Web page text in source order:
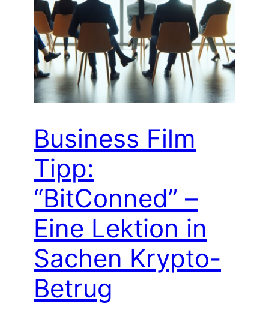
Business Film
Tipp:
“BitConned” –
Eine Lektion in
Sachen Krypto-
Betrug